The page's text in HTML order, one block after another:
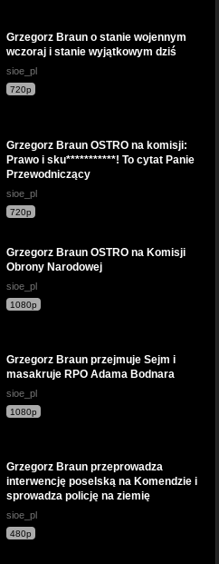
Grzegorz Braun o stanie wojennym
wczoraj i stanie wyjątkowym dziś
sioe_pl
720p
Grzegorz Braun OSTRO na komisji:
Prawo i sku***********! To cytat Panie
Przewodniczący
sioe_pl
720p
Grzegorz Braun OSTRO na Komisji
Obrony Narodowej
sioe_pl
1080p
Grzegorz Braun przejmuje Sejm i
masakruje RPO Adama Bodnara
sioe_pl
1080p
Grzegorz Braun przeprowadza
interwencję poselską na Komendzie i
sprowadza policję na ziemię
sioe_pl
480p